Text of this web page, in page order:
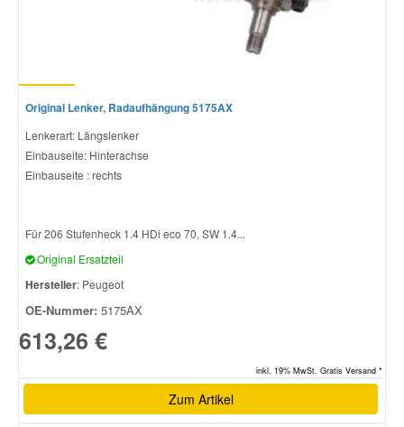
Original Lenker, Radaufhängung 5175AX
Lenkerart: Längslenker
Einbauseite: Hinterachse
Einbauseite : rechts
Für 206 Stufenheck 1.4 HDi eco 70, SW 1.4...
Original Ersatzteil
Hersteller: Peugeot
OE-Nummer: 5175AX
613,26 €
inkl. 19% MwSt. Gratis Versand *
Zum Artikel